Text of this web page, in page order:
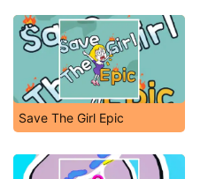
Save The Girl Epic